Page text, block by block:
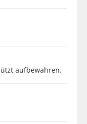
aufbewahren.